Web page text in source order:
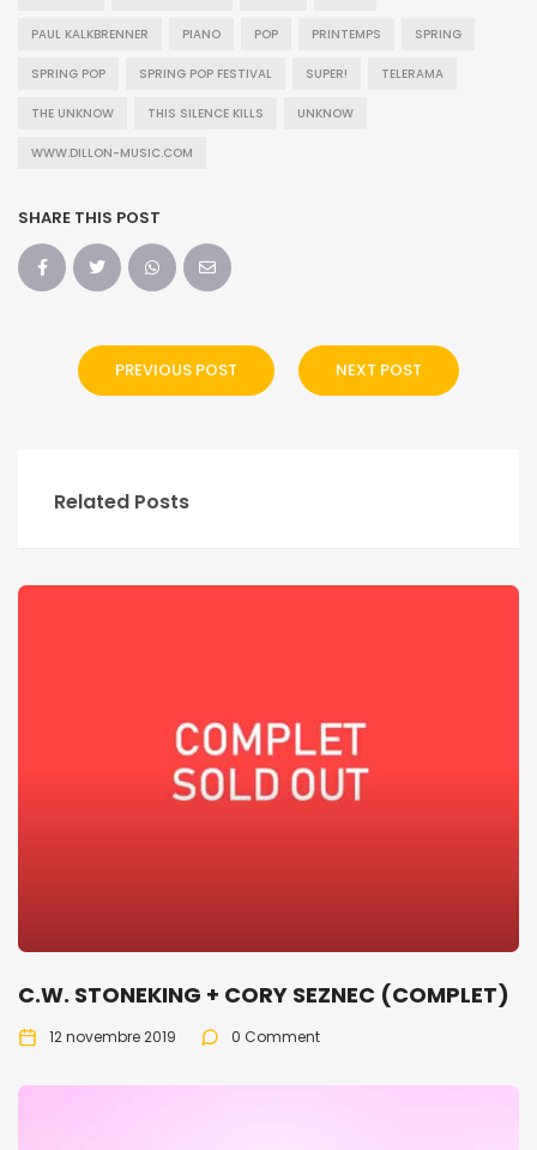
PAUL KALKBRENNER PIANO POP PRINTEMPS SPRING
SPRING POP SPRING POP FESTIVAL SUPER! TELERAMA
THE UNKNOW THIS SILENCE KILLS UNKNOW
WWW.DILLON-MUSIC.COM
SHARE THIS POST
PREVIOUS POST NEXT POST
Related Posts
C.W. STONEKING + CORY SEZNEC (COMPLET)
12 novembre 2019 0 Comment